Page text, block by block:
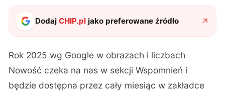
DodajCHIP.pl jako preferowane źródło
Rok 2025 wg Google w obrazach i liczbach
Nowość czeka na nas w sekcji Wspomnień i
będzie dostępna przez cały miesiąc w zakładce